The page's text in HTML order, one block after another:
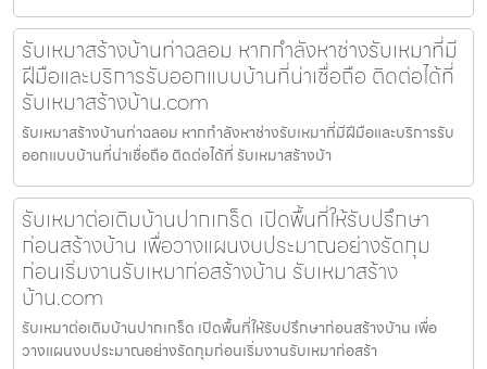
รับเหมาสร้างบ้านท่าฉลอม หากกำลังหาช่างรับเหมาที่มี
ฝีมือและบริการรับออกแบบบ้านที่น่าเชื่อถือ ติดต่อได้ที่
รับเหมาสร้างบ้าน.com
รับเหมาสร้างบ้านท่าฉลอม หากกำลังหาช่างรับเหมาที่มีฝีมือและบริการรับ
ออกแบบบ้านที่น่าเชื่อถือ ติดต่อได้ที่ รับเหมาสร้างบ้า
รับเหมาต่อเติมบ้านปากเกร็ด เปิดพื้นที่ให้รับปรึกษา
ก่อนสร้างบ้าน เพื่อวางแผนงบประมาณอย่างรัดกุม
ก่อนเริ่มงานรับเหมาก่อสร้างบ้าน รับเหมาสร้าง
บ้าน.com
รับเหมาต่อเติมบ้านปากเกร็ด เปิดพื้นที่ให้รับปรึกษาก่อนสร้างบ้าน เพื่อ
วางแผนงบประมาณอย่างรัดกุมก่อนเริ่มงานรับเหมาก่อสร้า